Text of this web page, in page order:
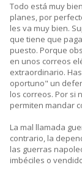
Todo está muy
planes, por
les va muy bien.
que tiene que
puesto. Porque
en unos correos
extraordinario.
oportuno" un
los correos. Por si
permiten mandar
La mal llamada
contrario, la
las guerras
imbéciles o